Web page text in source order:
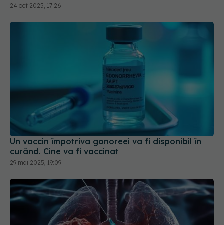
24 oct 2025, 17:26
Un vaccin împotriva gonoreei va fi disponibil în
curând. Cine va fi vaccinat
29 mai 2025, 19:09